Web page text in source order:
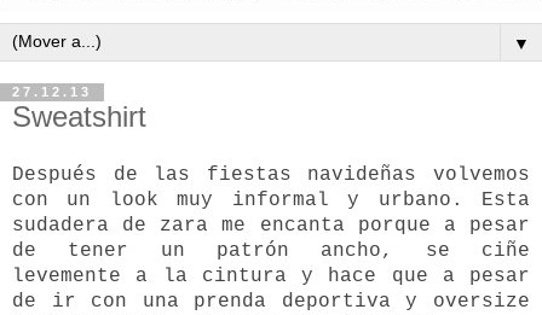
▼
27.12.13
Sweatshirt
Después de las fiestas navideñas volvemos
con un look muy informal y urbano. Esta
sudadera de zara me encanta porque a pesar
de tener un patrón ancho, se ciñe
levemente a la cintura y hace que a pesar
de ir con una prenda deportiva y oversize